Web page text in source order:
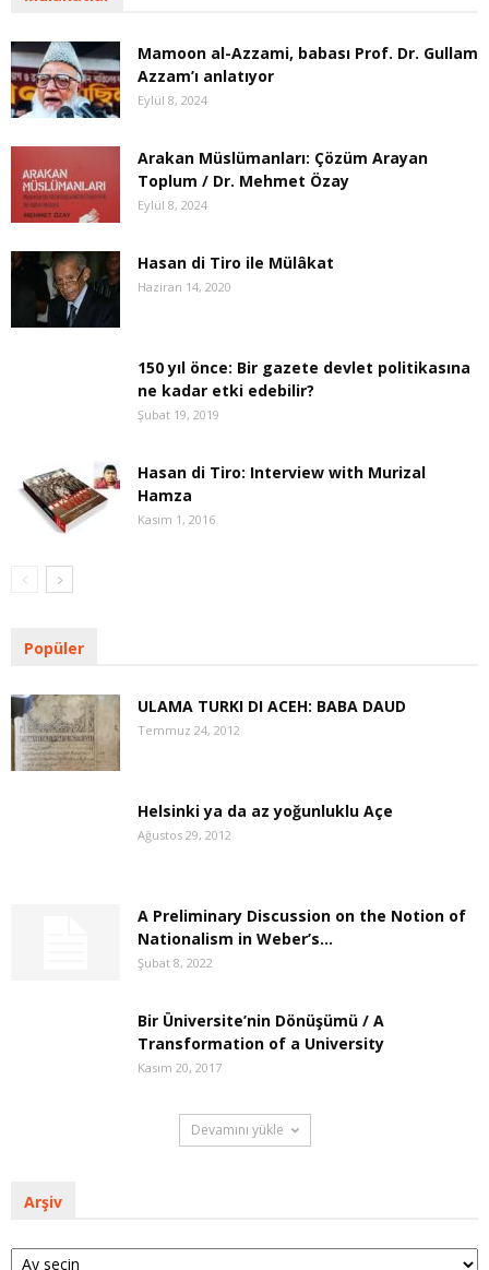
Mamoon al-Azzami, babası Prof. Dr. Gullam
Azzam’ı anlatıyor
Eylül 8, 2024
Arakan Müslümanları: Çözüm Arayan
Toplum / Dr. Mehmet Özay
Eylül 8, 2024
Hasan di Tiro ile Mülâkat
Haziran 14, 2020
150 yıl önce: Bir gazete devlet politikasına
ne kadar etki edebilir?
Şubat 19, 2019
Hasan di Tiro: Interview with Murizal
Hamza
Kasım 1, 2016
Popüler
ULAMA TURKI DI ACEH: BABA DAUD
Temmuz 24, 2012
Helsinki ya da az yoğunluklu Açe
Ağustos 29, 2012
A Preliminary Discussion on the Notion of
Nationalism in Weber’s...
Şubat 8, 2022
Bir Üniversite’nin Dönüşümü / A
Transformation of a University
Kasım 20, 2017
Devamını yükle
Arşiv
Arşiv